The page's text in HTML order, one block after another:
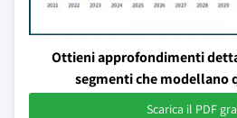
Ottieni approfondimenti
segmenti che modellano
Scarica il PDF